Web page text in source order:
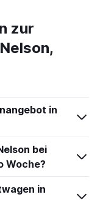
zur
in
bei
Woche?
in